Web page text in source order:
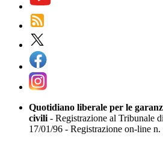
Quotidiano liberale per le
civili - Registrazione al Tribunale
17/01/96 - Registrazione on-line